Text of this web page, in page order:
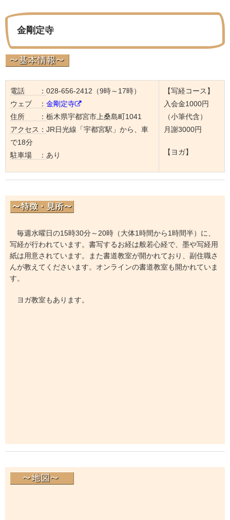
金剛定寺
電話 ： 028-656-2412（9時～17時）
ウェブ ： 金剛定寺
住所 ： 栃木県宇都宮市上桑島町1041
アクセス： JR日光線「宇都宮駅」から、車
で18分
駐車場 ： あり
【写経コース】
入会金1000円
（小筆代含）
月謝3000円
【ヨガ】
毎週水曜日の15時30分～20時（大体1時間から1時間半）に、
写経が行われています。書写するお経は般若心経で、墨や写経用
紙は用意されています。また書道教室が開かれており、副住職さ
んが教えてくださいます。オンラインの書道教室も開かれていま
す。
ヨガ教室もあります。